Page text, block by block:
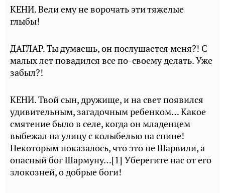
КЕНИ. Вели ему не ворочать эти тяжелые
глыбы!
ДАГЛАР. Ты думаешь, он послушается меня?! С
малых лет повадился все по-своему делать. Уже
забыл?!
КЕНИ. Твой сын, дружище, и на свет появился
удивительным, загадочным ребенком… Какое
смятение было в селе, когда он младенцем
выбежал на улицу с колыбелью на спине!
Некоторым показалось, что это не Шарвили, а
опасный бог Шармуну…[1] Уберегите нас от его
злокозней, о добрые боги!